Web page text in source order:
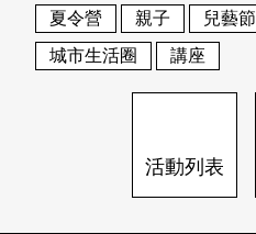
地圖搜尋
關於我們
刊物索取地點
會員基本資料
刊登活動
網站導覽
日本語
夏令營
親子 兒藝節
城市生活圈
講座
活動列表